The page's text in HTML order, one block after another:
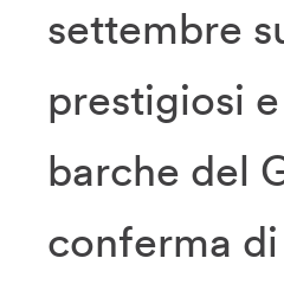
settembre
prestigiosi
barche del
conferma